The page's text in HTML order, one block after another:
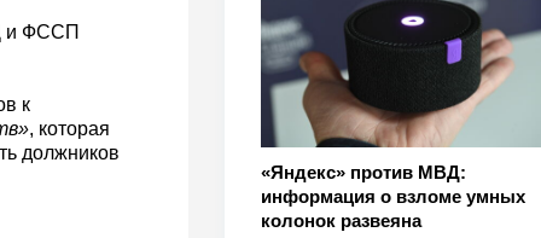
«Яндекс» против МВД:
информация о взломе умных
колонок развеяна
и ФССП
к
, которая
должников